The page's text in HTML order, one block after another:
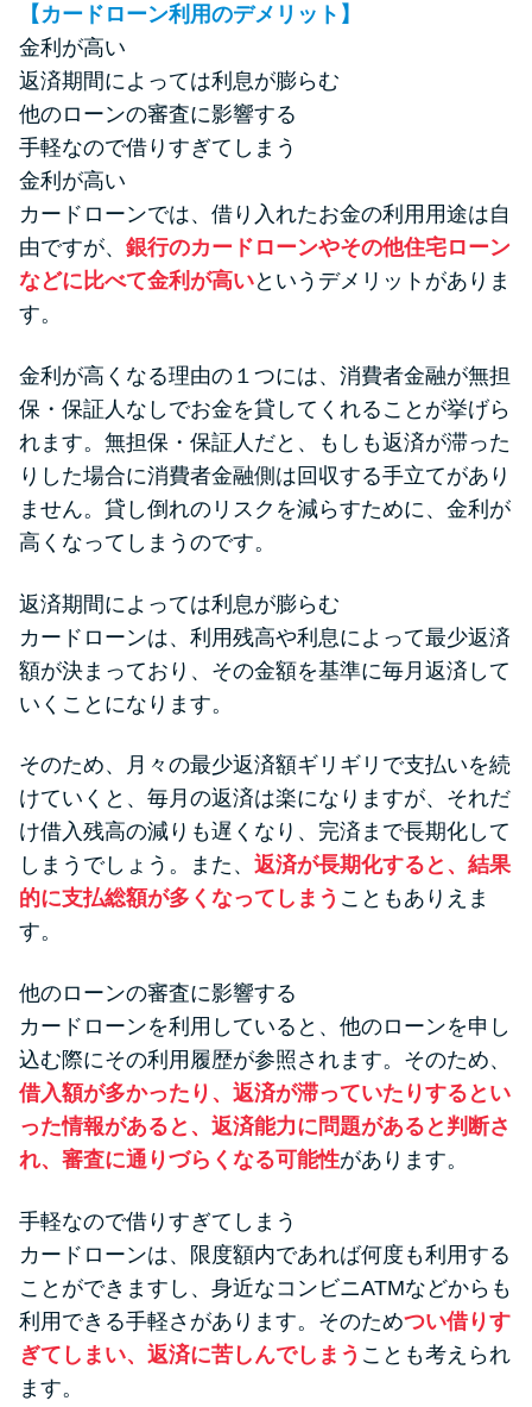
【カードローン利用のデメリット】
金利が高い
返済期間によっては利息が膨らむ
他のローンの審査に影響する
手軽なので借りすぎてしまう
金利が高い
カードローンでは、借り入れたお金の利用用途は自
由ですが、 銀行のカードローンやその他住宅ローン
などに比べて金利が高いというデメリットがありま
す。
金利が高くなる理由の１つには、消費者金融が無担
保・保証人なしでお金を貸してくれることが挙げら
れます。無担保・保証人だと、もしも返済が滞った
りした場合に消費者金融側は回収する手立てがあり
ません。貸し倒れのリスクを減らすために、金利が
高くなってしまうのです。
返済期間によっては利息が膨らむ
カードローンは、利用残高や利息によって最少返済
額が決まっており、その金額を基準に毎月返済して
いくことになります。
そのため、月々の最少返済額ギリギリで支払いを続
けていくと、毎月の返済は楽になりますが、それだ
け借入残高の減りも遅くなり、完済まで長期化して
しまうでしょう。また、 返済が長期化すると、結果
的に支払総額が多くなってしまう こともありえま
す。
他のローンの審査に影響する
カードローンを利用していると、他のローンを申し
込む際にその利用履歴が参照されます。そのため、
借入額が多かったり、返済が滞っていたりするとい
った情報があると、返済能力に問題があると判断さ
れ、審査に通りづらくなる可能性があります。
手軽なので借りすぎてしまう
カードローンは、限度額内であれば何度も利用する
ことができますし、身近なコンビニATMなどからも
利用できる手軽さがあります。そのためつい借りす
ぎてしまい、返済に苦しんでしまう ことも考えられ
ます。